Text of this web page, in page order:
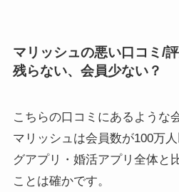
マリッシュの悪い口コミ/
残らない、会員少ない？
こちらの口コミにあるような
マリッシュは会員数が100万
グアプリ・婚活アプリ全体と
ことは確かです。